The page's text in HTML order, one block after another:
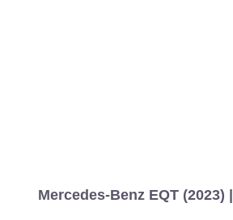
Mercedes-Benz EQT (2023) |